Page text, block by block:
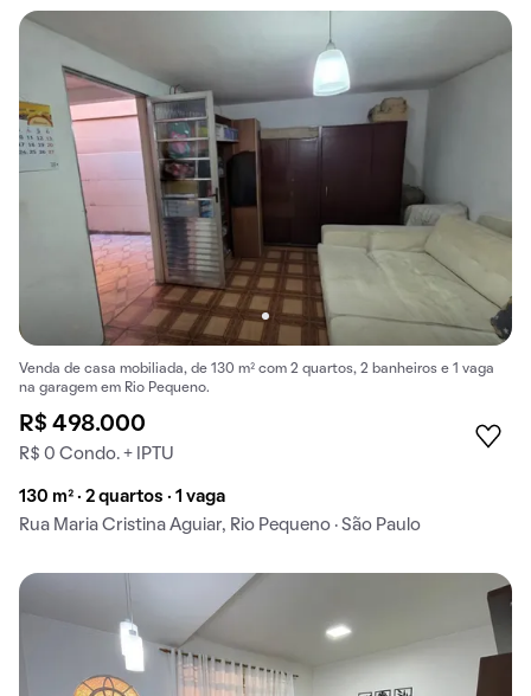
Venda de casa mobiliada, de 130 m² com 2 quartos, 2 banheiros e 1 vaga
na garagem em Rio Pequeno.
R$ 498.000
R$ 0 Condo. + IPTU
130 m² · 2 quartos · 1 vaga
Rua Maria Cristina Aguiar, Rio Pequeno · São Paulo